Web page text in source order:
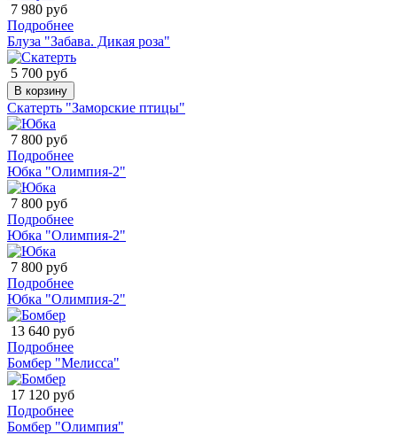
7 980 руб
Подробнее
Блуза "Забава. Дикая роза"
5 700 руб
В корзину
Скатерть "Заморские птицы"
7 800 руб
Подробнее
Юбка "Олимпия-2"
7 800 руб
Подробнее
Юбка "Олимпия-2"
7 800 руб
Подробнее
Юбка "Олимпия-2"
13 640 руб
Подробнее
Бомбер "Мелисса"
17 120 руб
Подробнее
Бомбер "Олимпия"